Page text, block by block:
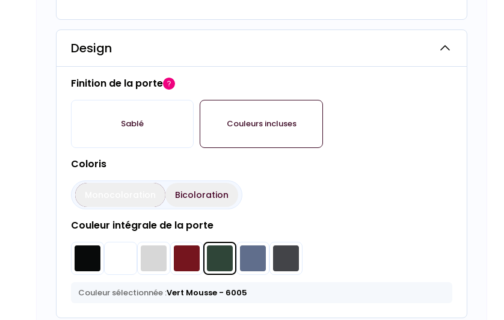
Design
Finition de la porte
Sablé Couleurs incluses
Coloris
Bicoloration
Couleur intégrale de la porte
Couleur sélectionnée :Vert Mousse- 6005